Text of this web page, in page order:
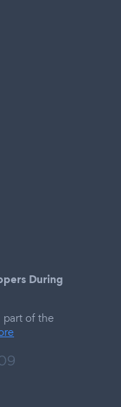
During
of the